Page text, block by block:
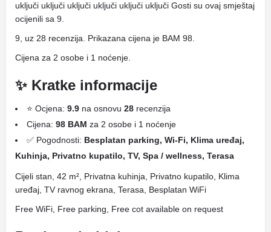
uključi uključi uključi uključi uključi uključi Gosti su ovaj smještaj
ocijenili sa 9.
9, uz 28 recenzija. Prikazana cijena je BAM 98.
Cijena za 2 osobe i 1 noćenje.
✨ Kratke informacije
⭐ Ocjena: 9.9 na osnovu 28 recenzija
Cijena: 98 BAM za 2 osobe i 1 noćenje
✅ Pogodnosti: Besplatan parking, Wi-Fi, Klima uređaj,
Kuhinja, Privatno kupatilo, TV, Spa / wellness, Terasa
Cijeli stan, 42 m², Privatna kuhinja, Privatno kupatilo, Klima
uređaj, TV ravnog ekrana, Terasa, Besplatan WiFi
Free WiFi, Free parking, Free cot available on request